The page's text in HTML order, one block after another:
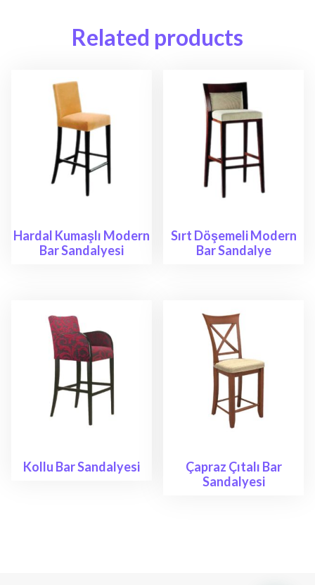
Related products
Hardal Kumaşlı Modern
Bar Sandalyesi
Sırt Döşemeli Modern
Bar Sandalye
Kollu Bar Sandalyesi
Çapraz Çıtalı Bar
Sandalyesi